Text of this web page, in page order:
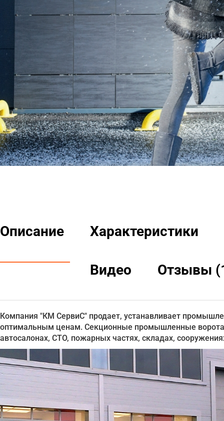
Описание Характеристики
Видео Отзывы
Компания "КМ СервиС" продает, устанавливает
оптимальным ценам. Секционные промышленные ворота
автосалонах, СТО, пожарных частях, складах,